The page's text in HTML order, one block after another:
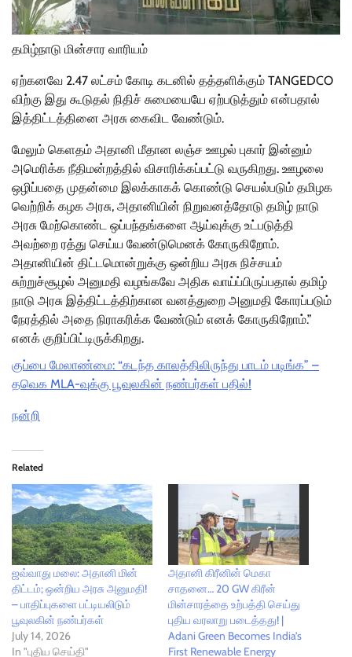
தமிழ்நாடு மின்சார வாரியம்
ஏற்கனவே 2.47 லட்சம் கோடி கடனில் தத்தளிக்கும் TANGEDCO
விற்கு இது கூடுதல் நிதிச் சுமையையே ஏற்படுத்தும் என்பதால்
இத்திட்டத்தினை அரசு கைவிட வேண்டும்.
மேலும் கெளதம் அதானி மீதான லஞ்ச ஊழல் புகார் இன்னும்
அமெரிக்க நீதிமன்றத்தில் விசாரிக்கப்பட்டு வருகிறது. ஊழலை
ஒழிப்பதை முதன்மை இலக்காகக் கொண்டு செயல்படும் தமிழக
வெற்றிக் கழக அரசு, அதானியின் நிறுவனத்தோடு தமிழ் நாடு
அரசு மேற்கொண்ட ஒப்பந்தங்களை ஆய்வுக்கு உட்படுத்தி
அவற்றை ரத்து செய்ய வேண்டுமெனக் கோருகிறோம்.
அதானியின் திட்டமொன்றுக்கு ஒன்றிய அரசு நிச்சயம்
சுற்றுச்சூழல் அனுமதி வழங்கவே அதிக வாய்ப்பிருப்பதால் தமிழ்
நாடு அரசு இத்திட்டத்திற்கான வனத்துறை அனுமதி கோரப்படும்
நேரத்தில் அதை நிராகரிக்க வேண்டும் எனக் கோருகிறோம்.”
எனக் குறிப்பிட்டிருக்கிறது.
குப்பை மேலாண்மை: “கடந்த காலத்திலிருந்து பாடம் படிங்க” –
தவெக MLA-வுக்கு பூவுலகின் நண்பர்கள் பதில்!
நன்றி
Related
ஜவ்வாது மலை: அதானி மின்
திட்டம்; ஒன்றிய அரசு அனுமதி!
– பாதிப்புகளை பட்டியலிடும்
பூவுலகின் நண்பர்கள்
July 14, 2026
In "புதிய செய்தி"
அதானி கிரீனின் மெகா
சாதனை… 20 GW கிரீன்
மின்சாரத்தை உற்பத்தி செய்து
புதிய வரலாறு படைத்தது! |
Adani Green Becomes India’s
First Renewable Energy